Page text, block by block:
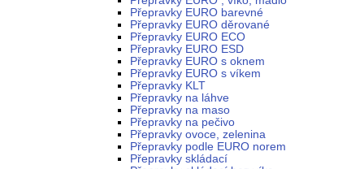
Přepravky EURO barevné
Přepravky EURO děrované
Přepravky EURO ECO
Přepravky EURO ESD
Přepravky EURO s oknem
Přepravky EURO s víkem
Přepravky KLT
Přepravky na láhve
Přepravky na maso
Přepravky na pečivo
Přepravky ovoce, zelenina
Přepravky podle EURO norem
Přepravky skládací